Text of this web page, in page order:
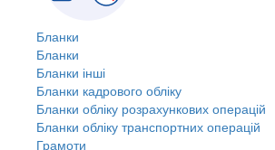
Бланки
Бланки
Бланки інші
Бланки кадрового обліку
Бланки обліку розрахункових операцій
Бланки обліку транспортних операцій
Грамоти